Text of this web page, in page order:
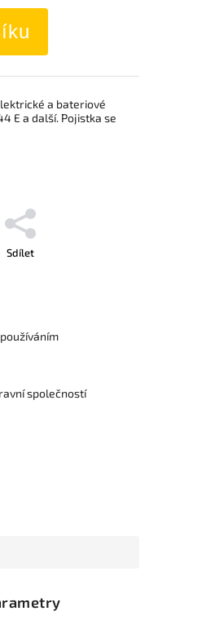
a bateriové
E a další. Pojistka se
Sdílet
společností